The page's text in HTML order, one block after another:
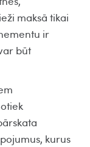
maksā tikai
ir
būt
kurus